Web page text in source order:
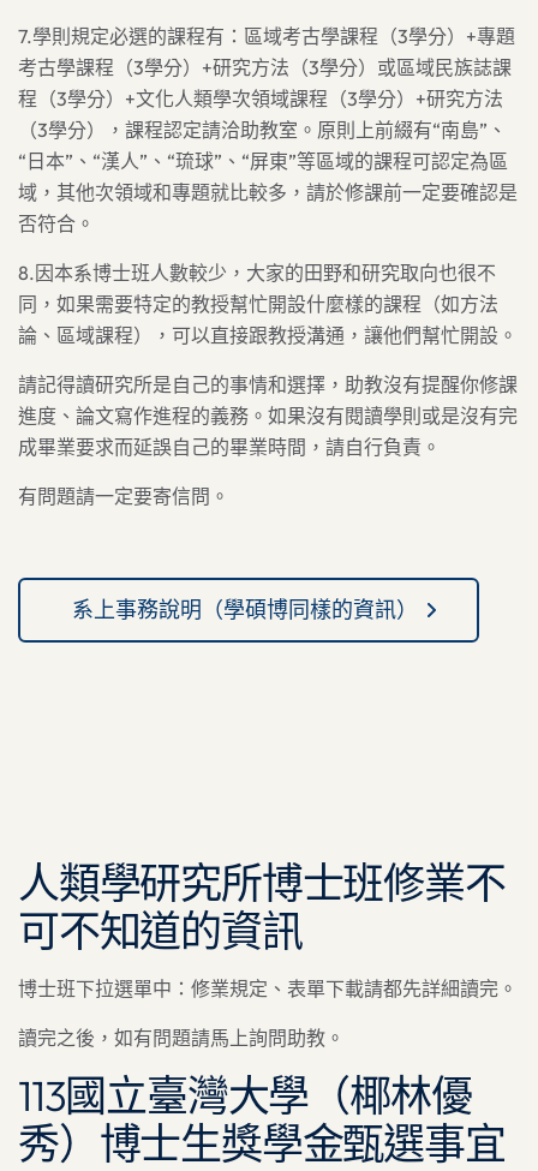
7.學則規定必選的課程有：區域考古學課程（3學分）+專題
考古學課程（3學分）+研究方法（3學分）或區域民族誌課
程（3學分）+文化人類學次領域課程（3學分）+研究方法
（3學分），課程認定請洽助教室。原則上前綴有“南島”、
“日本”、“漢人”、“琉球”、“屏東”等區域的課程可認定為區
域，其他次領域和專題就比較多，請於修課前一定要確認是
否符合。
8.因本系博士班人數較少，大家的田野和研究取向也很不
同，如果需要特定的教授幫忙開設什麼樣的課程（如方法
論、區域課程），可以直接跟教授溝通，讓他們幫忙開設。
請記得讀研究所是自己的事情和選擇，助教沒有提醒你修課
進度、論文寫作進程的義務。如果沒有閱讀學則或是沒有完
成畢業要求而延誤自己的畢業時間，請自行負責。
有問題請一定要寄信問。
系上事務說明（學碩博同樣的資訊）
人類學研究所博士班修業不
可不知道的資訊
博士班下拉選單中：修業規定、表單下載請都先詳細讀完。
讀完之後，如有問題請馬上詢問助教。
113國立臺灣大學（椰林優
秀）博士生獎學金甄選事宜